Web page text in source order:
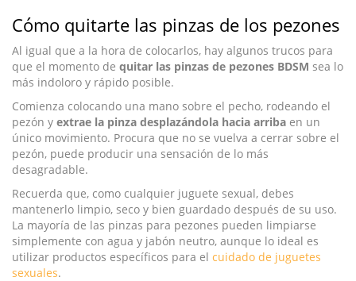
Cómo quitarte las pinzas de los pezones
Al igual que a la hora de colocarlos, hay algunos trucos para
que el momento de quitar las pinzas de pezones BDSM sea lo
más indoloro y rápido posible.
Comienza colocando una mano sobre el pecho, rodeando el
pezón y extrae la pinza desplazándola hacia arriba en un
único movimiento. Procura que no se vuelva a cerrar sobre el
pezón, puede producir una sensación de lo más
desagradable.
Recuerda que, como cualquier juguete sexual, debes
mantenerlo limpio, seco y bien guardado después de su uso.
La mayoría de las pinzas para pezones pueden limpiarse
simplemente con agua y jabón neutro, aunque lo ideal es
utilizar productos específicos para el cuidado de juguetes
sexuales.